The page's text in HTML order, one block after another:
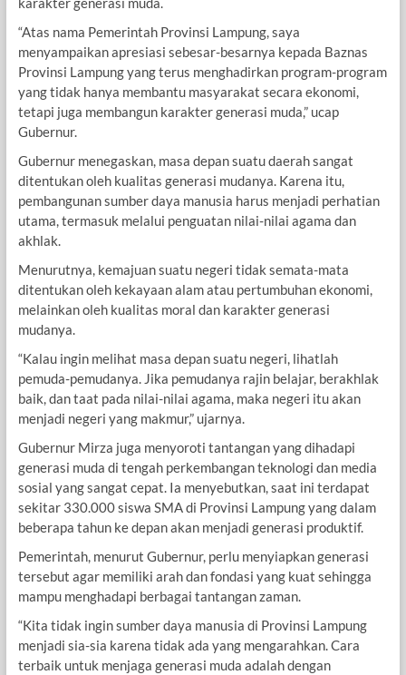
“Atas nama Pemerintah Provinsi Lampung, saya
menyampaikan apresiasi sebesar-besarnya kepada Baznas
Provinsi Lampung yang terus menghadirkan program-program
yang tidak hanya membantu masyarakat secara ekonomi,
tetapi juga membangun karakter generasi muda,” ucap
Gubernur.
Gubernur menegaskan, masa depan suatu daerah sangat
ditentukan oleh kualitas generasi mudanya. Karena itu,
pembangunan sumber daya manusia harus menjadi perhatian
utama, termasuk melalui penguatan nilai-nilai agama dan
akhlak.
Menurutnya, kemajuan suatu negeri tidak semata-mata
ditentukan oleh kekayaan alam atau pertumbuhan ekonomi,
melainkan oleh kualitas moral dan karakter generasi
mudanya.
“Kalau ingin melihat masa depan suatu negeri, lihatlah
pemuda-pemudanya. Jika pemudanya rajin belajar, berakhlak
baik, dan taat pada nilai-nilai agama, maka negeri itu akan
menjadi negeri yang makmur,” ujarnya.
Gubernur Mirza juga menyoroti tantangan yang dihadapi
generasi muda di tengah perkembangan teknologi dan media
sosial yang sangat cepat. Ia menyebutkan, saat ini terdapat
sekitar 330.000 siswa SMA di Provinsi Lampung yang dalam
beberapa tahun ke depan akan menjadi generasi produktif.
Pemerintah, menurut Gubernur, perlu menyiapkan generasi
tersebut agar memiliki arah dan fondasi yang kuat sehingga
mampu menghadapi berbagai tantangan zaman.
“Kita tidak ingin sumber daya manusia di Provinsi Lampung
menjadi sia-sia karena tidak ada yang mengarahkan. Cara
terbaik untuk menjaga generasi muda adalah dengan